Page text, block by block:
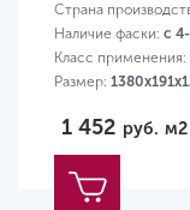
Страна
Наличие фаски: с
Класс применения:
Размер:
1 452 руб. м2